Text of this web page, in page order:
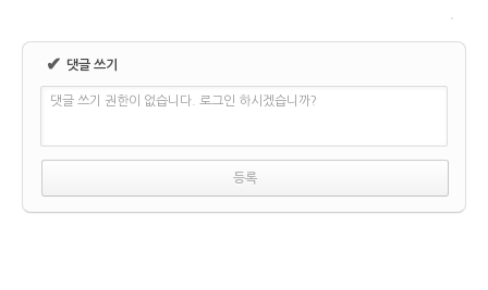
✔ 댓글 쓰기
댓글 쓰기 권한이 없습니다. 로그인 하시겠습니까?